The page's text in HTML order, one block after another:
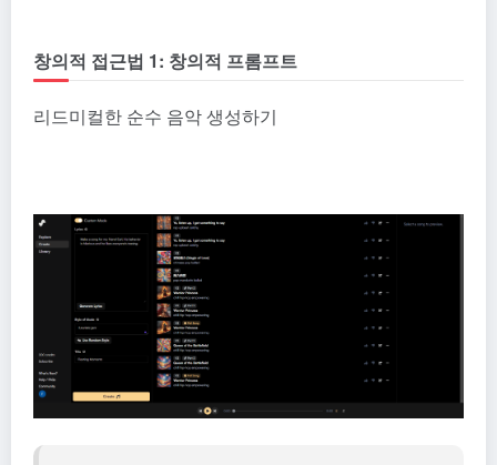
창의적 접근법 1: 창의적 프롬프트
리드미컬한 순수 음악 생성하기